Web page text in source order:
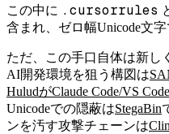
この中に .cursorrules
含まれ、ゼロ幅Unicode文
ただ、この手口自体は新し
AI開発環境を狙う構図は
HuludがClaude Code/VS
Unicodeでの隠蔽はStegaBin
ンを汚す攻撃チェーンは